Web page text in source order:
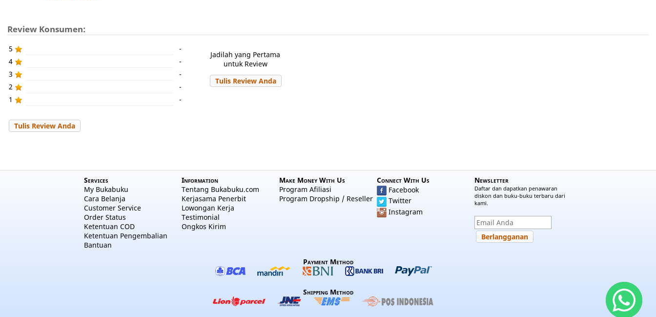
Review Konsumen:
5
-
4
-
3
-
2
-
1
-
Jadilah yang Pertama
untuk Review
Tulis Review Anda
Tulis Review Anda
Services
My Bukabuku
Cara Belanja
Customer Service
Order Status
Ketentuan COD
Ketentuan Pengembalian
Bantuan
Information
Tentang Bukabuku.com
Kerjasama Penerbit
Lowongan Kerja
Testimonial
Ongkos Kirim
Make Money With Us
Program Afiliasi
Program Dropship / Reseller
Connect With Us
Facebook
Twitter
Instagram
Newsletter
Daftar dan dapatkan penawaran
diskon dan buku-buku terbaru dari
kami.
Berlangganan
Payment Method
Shipping Method